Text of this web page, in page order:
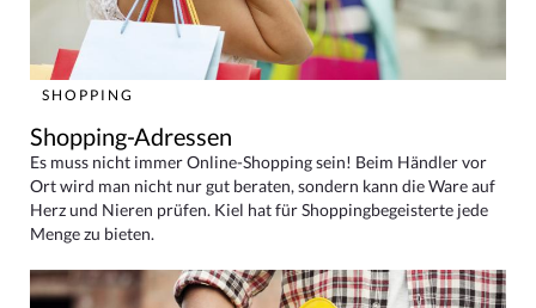
SHOPPING
Shopping-Adressen
Es muss nicht immer Online-Shopping sein! Beim Händler vor
Ort wird man nicht nur gut beraten, sondern kann die Ware auf
Herz und Nieren prüfen. Kiel hat für Shoppingbegeisterte jede
Menge zu bieten.